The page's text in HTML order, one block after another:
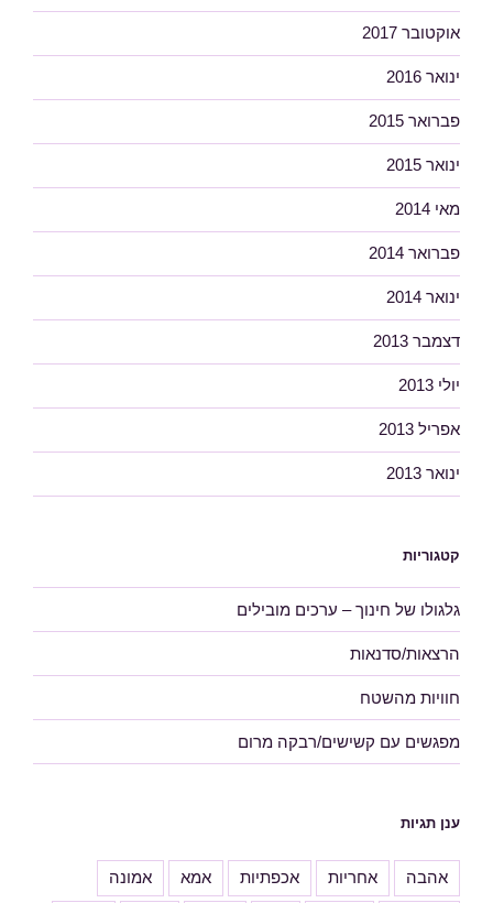
אוקטובר 2017
ינואר 2016
פברואר 2015
ינואר 2015
מאי 2014
פברואר 2014
ינואר 2014
דצמבר 2013
יולי 2013
אפריל 2013
ינואר 2013
קטגוריות
גלגולו של חינוך – ערכים מובילים
הרצאות/סדנאות
חוויות מהשטח
מפגשים עם קשישים/רבקה מרום
ענן תגיות
אהבה אחריות אכפתיות אמא אמונה